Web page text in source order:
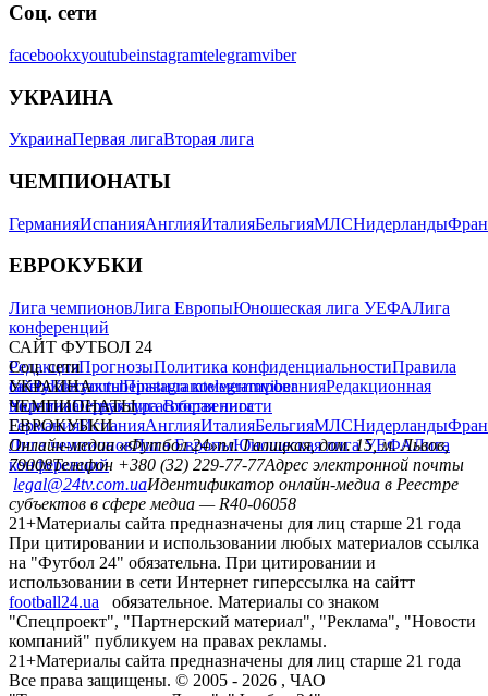
Соц. сети
facebookxyoutubeinstagramtelegramviber
УКРАИНА
УкраинаПервая лигаВторая лига
ЧЕМПИОНАТЫ
ГерманияИспанияАнглияИталияБельгияМЛСНидерланды
ЕВРОКУБКИ
Лига чемпионовЛига ЕвропыЮношеская лига УЕФАЛига
конференций
САЙТ ФУТБОЛ 24
РедакцияПрогнозыПолитика конфиденциальностиПравила
сайтуКонтактыПравила комментированияРедакционная
политикаСтруктура собственности
Соц. сети
facebookxyoutubeinstagramtelegramviber
УКРАИНА
УкраинаПервая лигаВторая лига
ЧЕМПИОНАТЫ
ГерманияИспанияАнглияИталияБельгияМЛСНидерланды
ЕВРОКУБКИ
Лига чемпионовЛига ЕвропыЮношеская лига УЕФАЛига
конференций
Онлайн-медиа «Футбол 24»пл. Галицкая, дом. 15, м. Львов,
79008Телефон +380 (32) 229-77-77Адрес электронной почты
legal@24tv.com.uaИдентификатор онлайн-медиа в Реестре
субъектов в сфере медиа — R40-06058
21+Материалы сайта предназначены для лиц старше 21 года
При цитировании и использовании любых материалов ссылка
на "Футбол 24" обязательна. При цитировании и
использовании в сети Интернет гиперссылка на сайтт
football24.ua
обязательное. Материалы со знаком
"Спецпроект", "Партнерский материал", "Реклама", "Новости
компаний" публикуем на правах рекламы.
21+Материалы сайта предназначены для лиц старше 21 года
Все права защищены. © 2005 - 2026 , ЧАО